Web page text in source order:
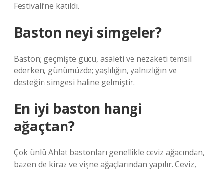
Festivali’ne katıldı.
Baston neyi simgeler?
Baston; geçmişte gücü, asaleti ve nezaketi temsil
ederken, günümüzde; yaşlılığın, yalnızlığın ve
desteğin simgesi haline gelmiştir.
En iyi baston hangi
ağaçtan?
Çok ünlü Ahlat bastonları genellikle ceviz ağacından,
bazen de kiraz ve vişne ağaçlarından yapılır. Ceviz,